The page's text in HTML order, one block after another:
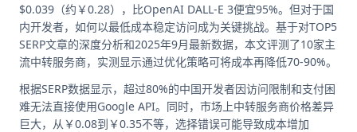
$0.039（约￥0.28），比OpenAI DALL-E 3便宜95%。但对于国
内开发者，如何以最低成本稳定访问成为关键挑战。基于对TOP5
SERP文章的深度分析和2025年9月最新数据，本文评测了10家主
流中转服务商，实测显示通过优化策略可将成本再降低70-90%。
根据SERP数据显示，超过80%的中国开发者因访问限制和支付困
难无法直接使用Google API。同时，市场上中转服务商价格差异
巨大，从￥0.08到￥0.35不等，选择错误可能导致成本增加